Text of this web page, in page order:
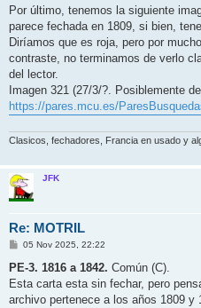
Por último, tenemos la siguiente
parece fechada en 1809, si bien,
Diríamos que es roja, pero por
contraste, no terminamos de verlo
del lector.
Imagen 321 (27/3/?. Posiblemente
https://pares.mcu.es/
Clasicos, fechadores, Francia en usado y
JFK
Re: MOTRIL
M
n
a
j
05 Nov 2025, 22:22
PE-3. 1816 a 1842. Común (C).
Esta carta esta sin fechar, pero
archivo pertenece a los años 1809 y